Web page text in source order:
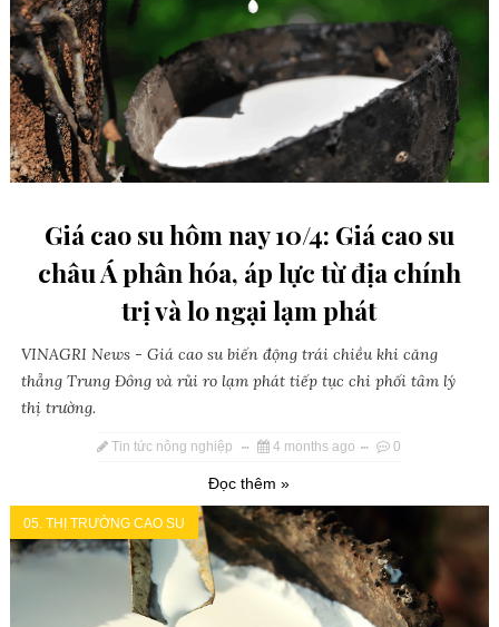
Giá cao su hôm nay 10/4: Giá cao su
châu Á phân hóa, áp lực từ địa chính
trị và lo ngại lạm phát
VINAGRI News - Giá cao su biến động trái chiều khi căng
thẳng Trung Đông và rủi ro lạm phát tiếp tục chi phối tâm lý
thị trường.
Tin tức nông nghiệp 4 months ago 0
Đọc thêm »
05. THỊ TRƯỜNG CAO SU